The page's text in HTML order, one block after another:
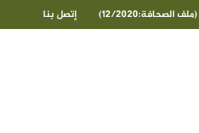
(ملف الصحافة:12/2020) إتصل بنا